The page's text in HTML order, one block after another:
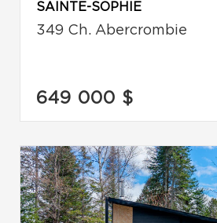
SAINTE-SOPHIE
349 Ch. Abercrombie
649 000 $